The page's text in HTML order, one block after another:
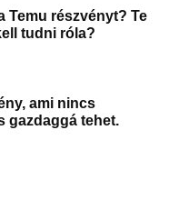
Temu részvényt? Te
tudni róla?
ami nincs
gazdaggá tehet.